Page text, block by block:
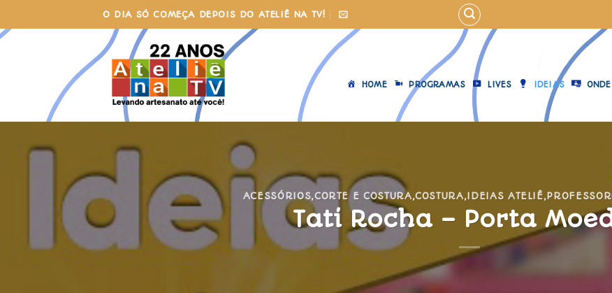
to
content
O DIA SÓ COMEÇA DEPOIS DO ATELIÊ NA TV!
HOME PROGRAMAS LIVES IDEIAS
ACESSÓRIOS,CORTE E COSTURA,COSTURA,IDEIAS ATELIÊ,
Tati Rocha – Porta